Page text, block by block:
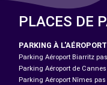
PLACES DE
PARKING À L'AÉROPORT
Parking Aéroport Biarritz
Parking Aéroport de
Parking Aéroport Nîmes